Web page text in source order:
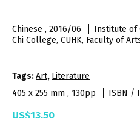
Chinese , 2016/06
Institute of
Chi College, CUHK, Faculty of
Tags:Art, Literature
405 x 255 mm , 130pp
ISBN /
US$13.50